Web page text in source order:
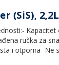
(SiS), 2,2L
Kapacitet
ručka za
i otporna- Ne